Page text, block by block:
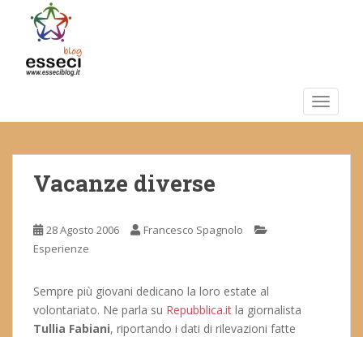
m
Vacanze diverse
28 Agosto 2006
Francesco Spagnolo
Esperienze
Sempre più giovani dedicano la loro estate al
volontariato. Ne parla su Repubblica.it la giornalista
Tullia Fabiani, riportando i dati di rilevazioni fatte